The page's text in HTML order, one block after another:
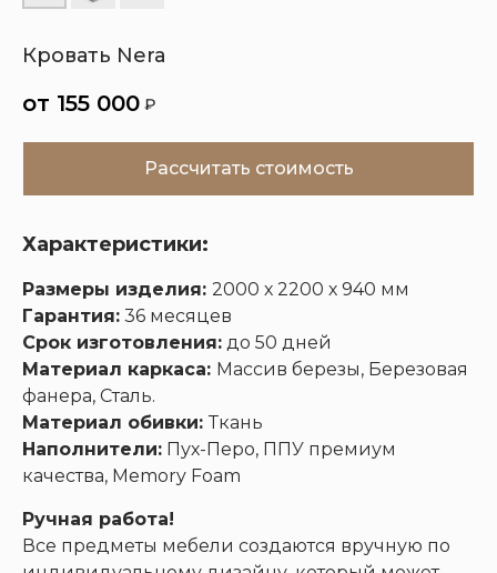
Кухни
Кровать Nera
155 000 ₽
Рассчитать стоимость
Характеристики:
Размеры изделия: 2000 х 2200 х 940 мм
Гарантия: 36 месяцев
Срок изготовления: до 50 дней
Материал каркаса: Массив березы, Березовая
фанера, Сталь.
Материал обивки:Ткань
Наполнители: Пух-Перо, ППУ премиум
качества, Memory Foam
Ручная работа!
Все предметы мебели создаются вручную по